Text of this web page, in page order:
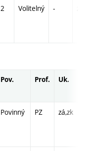
2 Volitelný -
Pov. Prof. Uk.
Povinný PZ zá,zk